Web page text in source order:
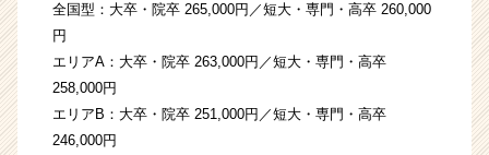
全国型：大卒・院卒 265,000円／短大・専門・高卒 260,000
円
エリアA：大卒・院卒 263,000円／短大・専門・高卒
258,000円
エリアB：大卒・院卒 251,000円／短大・専門・高卒
246,000円